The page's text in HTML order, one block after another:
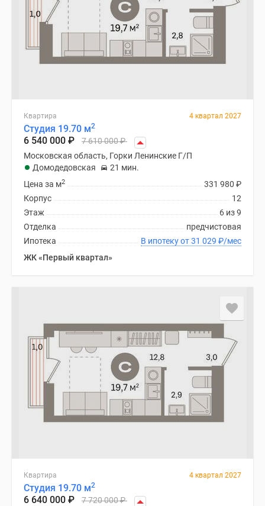
Квартира 4 квартал 2027
Студия 19.70 м2
6 540 000 ₽ 7 610 000₽
Московская область, Горки Ленинские Г/П
Домодедовская
21 мин.
331 980 ₽
Цена за м2
12
Корпус
6 из 9
Этаж
предчистовая
Отделка
В ипотеку от 31 029 ₽/мес
Ипотека
ЖК «Первый квартал»
Квартира 4 квартал 2027
Студия 19.70 м2
6 640 000 ₽ 7 720 000₽